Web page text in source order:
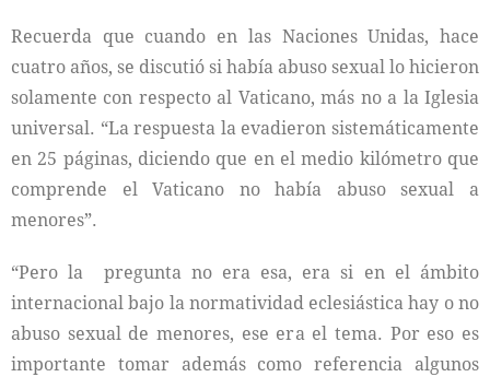
Recuerda que cuando en las Naciones Unidas, hace
cuatro años, se discutió si había abuso sexual lo hicieron
solamente con respecto al Vaticano, más no a la Iglesia
universal. “La respuesta la evadieron sistemáticamente
en 25 páginas, diciendo que en el medio kilómetro que
comprende el Vaticano no había abuso sexual a
menores”.
“Pero la pregunta no era esa, era si en el ámbito
internacional bajo la normatividad eclesiástica hay o no
abuso sexual de menores, ese era el tema. Por eso es
importante tomar además como referencia algunos